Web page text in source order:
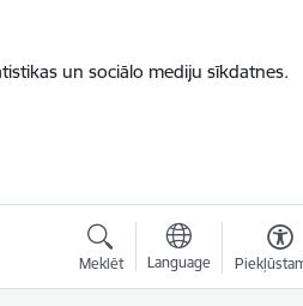
un sociālo mediju sīkdatnes.
Meklēt Language